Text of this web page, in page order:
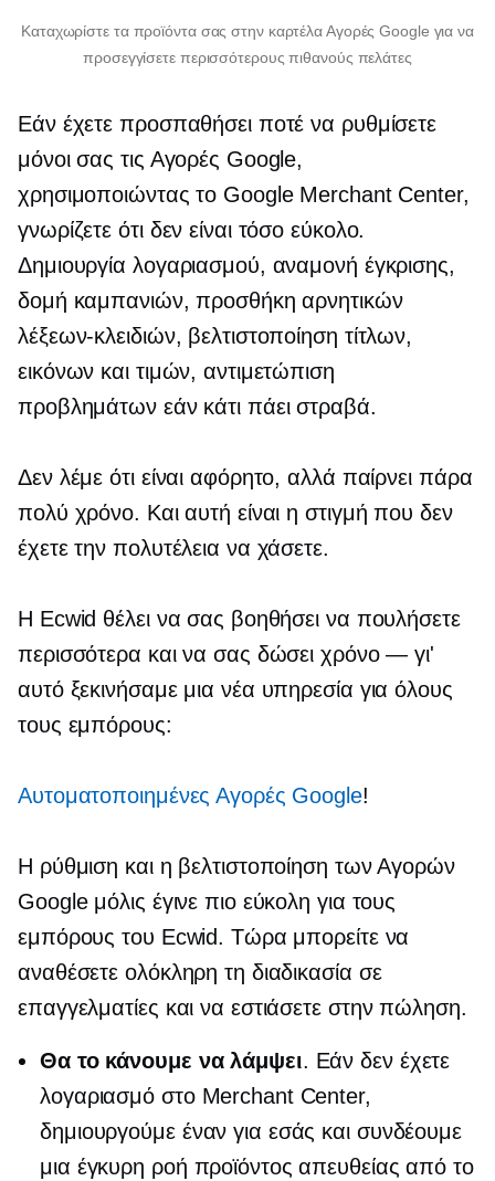
Καταχωρίστε τα προϊόντα σας στην καρτέλα Αγορές Google για να
προσεγγίσετε περισσότερους πιθανούς πελάτες
Εάν έχετε προσπαθήσει ποτέ να ρυθμίσετε
μόνοι σας τις Αγορές Google,
χρησιμοποιώντας το Google Merchant Center,
γνωρίζετε ότι δεν είναι τόσο εύκολο.
Δημιουργία λογαριασμού, αναμονή έγκρισης,
δομή καμπανιών, προσθήκη αρνητικών
λέξεων-κλειδιών, βελτιστοποίηση τίτλων,
εικόνων και τιμών, αντιμετώπιση
προβλημάτων εάν κάτι πάει στραβά.
Δεν λέμε ότι είναι αφόρητο, αλλά παίρνει πάρα
πολύ χρόνο. Και αυτή είναι η στιγμή που δεν
έχετε την πολυτέλεια να χάσετε.
Η Ecwid θέλει να σας βοηθήσει να πουλήσετε
περισσότερα και να σας δώσει χρόνο — γι'
αυτό ξεκινήσαμε μια νέα υπηρεσία για όλους
τους εμπόρους:
Αυτοματοποιημένες Αγορές Google!
Η ρύθμιση και η βελτιστοποίηση των Αγορών
Google μόλις έγινε πιο εύκολη για τους
εμπόρους του Ecwid. Τώρα μπορείτε να
αναθέσετε ολόκληρη τη διαδικασία σε
επαγγελματίες και να εστιάσετε στην πώληση.
Θα το κάνουμε να λάμψει. Εάν δεν έχετε
λογαριασμό στο Merchant Center,
δημιουργούμε έναν για εσάς και συνδέουμε
μια έγκυρη ροή προϊόντος απευθείας από το